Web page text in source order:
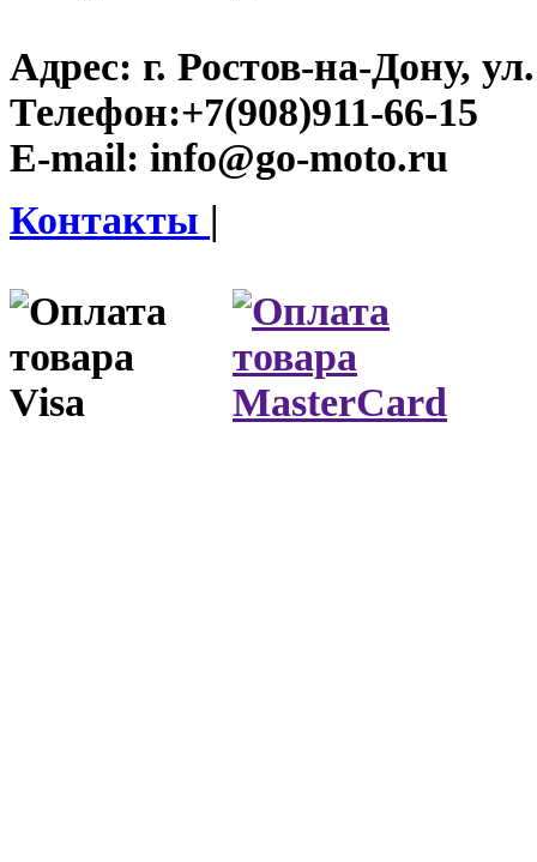
Адрес: г. Ростов-на-Дону,
Телефон:+7(908)911-66-15
E-mail: info@go-moto.ru
Контакты |